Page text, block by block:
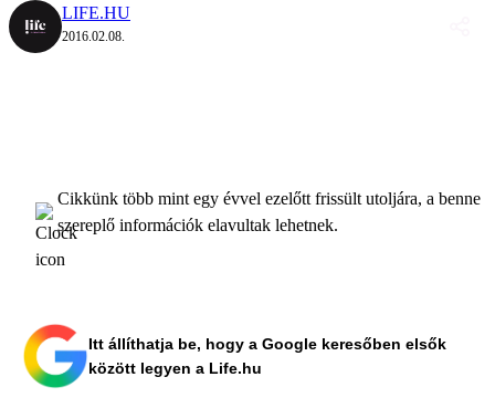
LIFE.HU
2016.02.08.
Cikkünk több mint egy évvel ezelőtt frissült utoljára, a benne
szereplő információk elavultak lehetnek.
Itt állíthatja be, hogy a Google keresőben elsők
között legyen a Life.hu